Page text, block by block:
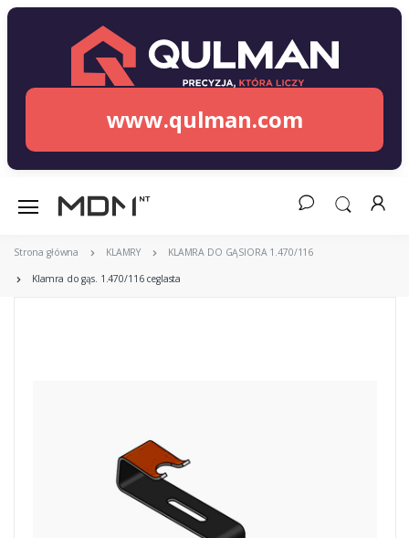
www.qulman.com
Strona główna KLAMRY KLAMRA DO GĄSIORA 1.470/116
Klamra do gąs. 1.470/116 ceglasta